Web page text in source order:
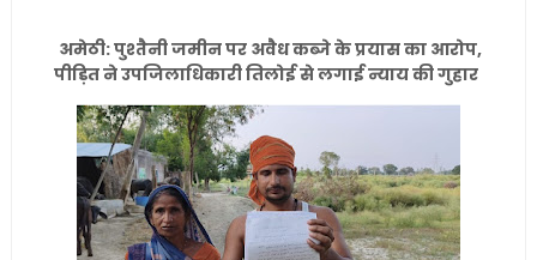
अमेठी: पुश्तैनी जमीन पर अवैध कब्जे के प्रयास का आरोप,
पीड़ित ने उपजिलाधिकारी तिलोई से लगाई न्याय की गुहार